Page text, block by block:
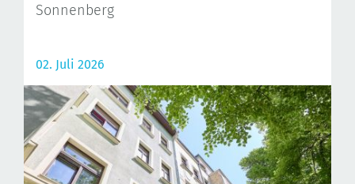
Sonnenberg
02. Juli 2026